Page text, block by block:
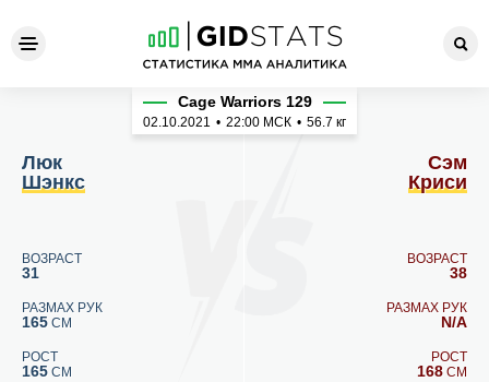
Люк Шэнкс - Сэм Криси
Люк
Шэнкс
ВОЗРАСТ
31
РАЗМАХ РУК
165 СМ
РОСТ
165 СМ
Cage Warriors 129
02.10.2021 • 22:00 МСК • 56.7 кг
Сэм
Криси
ВОЗРАСТ
38
РАЗМАХ РУК
N/A
РОСТ
168 СМ